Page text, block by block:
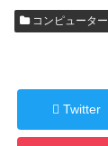
コンピューター
Twitter